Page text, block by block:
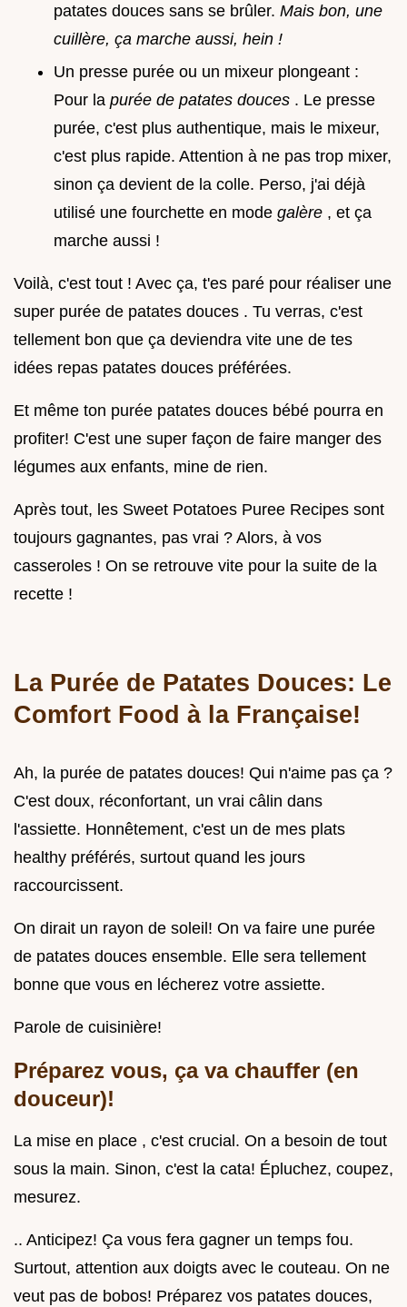
patates douces sans se brûler. Mais bon, une
cuillère, ça marche aussi, hein !
Un presse purée ou un mixeur plongeant :
Pour la purée de patates douces . Le presse
purée, c'est plus authentique, mais le mixeur,
c'est plus rapide. Attention à ne pas trop mixer,
sinon ça devient de la colle. Perso, j'ai déjà
utilisé une fourchette en mode galère , et ça
marche aussi !
Voilà, c'est tout ! Avec ça, t'es paré pour réaliser une
super purée de patates douces . Tu verras, c'est
tellement bon que ça deviendra vite une de tes
idées repas patates douces préférées.
Et même ton purée patates douces bébé pourra en
profiter! C'est une super façon de faire manger des
légumes aux enfants, mine de rien.
Après tout, les Sweet Potatoes Puree Recipes sont
toujours gagnantes, pas vrai ? Alors, à vos
casseroles ! On se retrouve vite pour la suite de la
recette !
La Purée de Patates Douces: Le
Comfort Food à la Française!
Ah, la purée de patates douces! Qui n'aime pas ça ?
C'est doux, réconfortant, un vrai câlin dans
l'assiette. Honnêtement, c'est un de mes plats
healthy préférés, surtout quand les jours
raccourcissent.
On dirait un rayon de soleil! On va faire une purée
de patates douces ensemble. Elle sera tellement
bonne que vous en lécherez votre assiette.
Parole de cuisinière!
Préparez vous, ça va chauffer (en
douceur)!
La mise en place , c'est crucial. On a besoin de tout
sous la main. Sinon, c'est la cata! Épluchez, coupez,
mesurez.
.. Anticipez! Ça vous fera gagner un temps fou.
Surtout, attention aux doigts avec le couteau. On ne
veut pas de bobos! Préparez vos patates douces,